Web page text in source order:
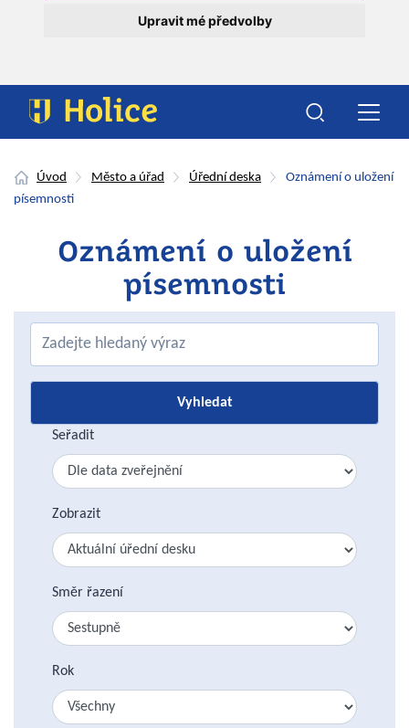
Upravit mé předvolby
Úvod Město a úřad Úřední deska
Oznámení o uložení
písemnosti
Oznámení o uložení
písemnosti
Seřadit
Zobrazit
Směr řazení
Rok